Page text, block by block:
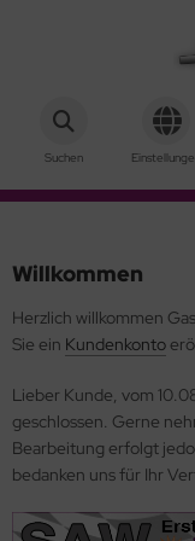
Suchen
Willkommen
Herzlich willkommen
Sie ein Kundenkonto
Lieber Kunde, vom
geschlossen. Gerne
Bearbeitung erfolgt
bedanken uns für Ihr
Motoren
10
15
19
22
41